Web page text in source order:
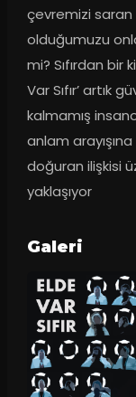
çevremizi saran
olduğumuzu
mi? Sıfırdan bir
Var Sıfır’ artık
kalmamış
anlam
doğuran ilişkisi
yaklaşıyor
Galeri